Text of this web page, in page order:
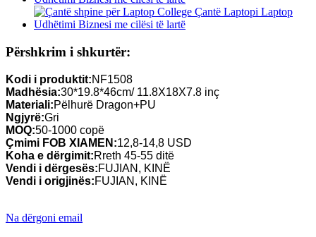
Përshkrim i shkurtër:
Kodi i produktit:NF1508
Madhësia:30*19.8*46cm/ 11.8X18X7.8 inç
Materiali:Pëlhurë Dragon+PU
Ngjyrë:Gri
MOQ:50-1000 copë
Çmimi FOB XIAMEN:12,8-14,8 USD
Koha e dërgimit:Rreth 45-55 ditë
Vendi i dërgesës:FUJIAN, KINË
Vendi i origjinës:FUJIAN, KINË
Na dërgoni email